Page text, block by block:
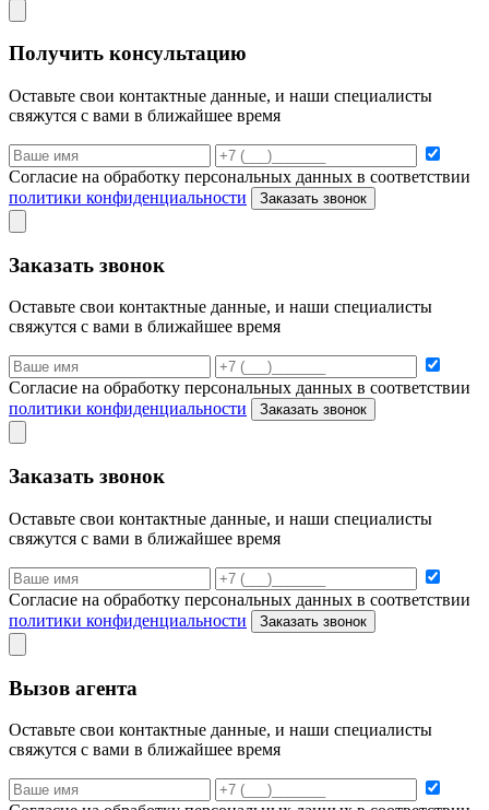
Получить консультацию
Оставьте свои контактные данные, и наши специалисты
свяжутся с вами в ближайшее время
Согласие на обработку персональных данных в соответствии
политики конфиденциальности
Заказать звонок
Заказать звонок
Оставьте свои контактные данные, и наши специалисты
свяжутся с вами в ближайшее время
Согласие на обработку персональных данных в соответствии
политики конфиденциальности
Заказать звонок
Заказать звонок
Оставьте свои контактные данные, и наши специалисты
свяжутся с вами в ближайшее время
Согласие на обработку персональных данных в соответствии
политики конфиденциальности
Заказать звонок
Вызов агента
Оставьте свои контактные данные, и наши специалисты
свяжутся с вами в ближайшее время